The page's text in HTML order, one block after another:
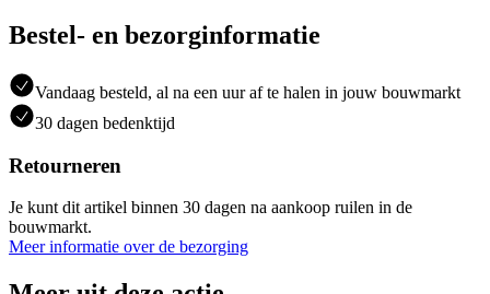
Bestel- en bezorginformatie
Vandaag besteld, al na een uur af te halen in jouw bouwmarkt
30 dagen bedenktijd
Retourneren
Je kunt dit artikel binnen 30 dagen na aankoop ruilen in de
bouwmarkt.
Meer informatie over de bezorging